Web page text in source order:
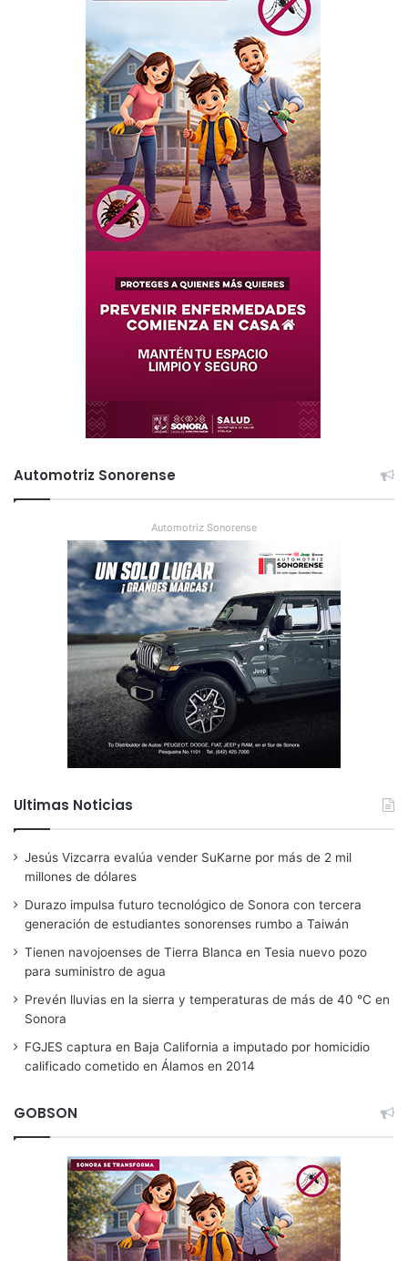
Automotriz Sonorense
Automotriz Sonorense
Ultimas Noticias
Jesús Vizcarra evalúa vender SuKarne por más de 2 mil
millones de dólares
Durazo impulsa futuro tecnológico de Sonora con tercera
generación de estudiantes sonorenses rumbo a Taiwán
Tienen navojoenses de Tierra Blanca en Tesia nuevo pozo
para suministro de agua
Prevén lluvias en la sierra y temperaturas de más de 40 °C en
Sonora
FGJES captura en Baja California a imputado por homicidio
calificado cometido en Álamos en 2014
GOBSON